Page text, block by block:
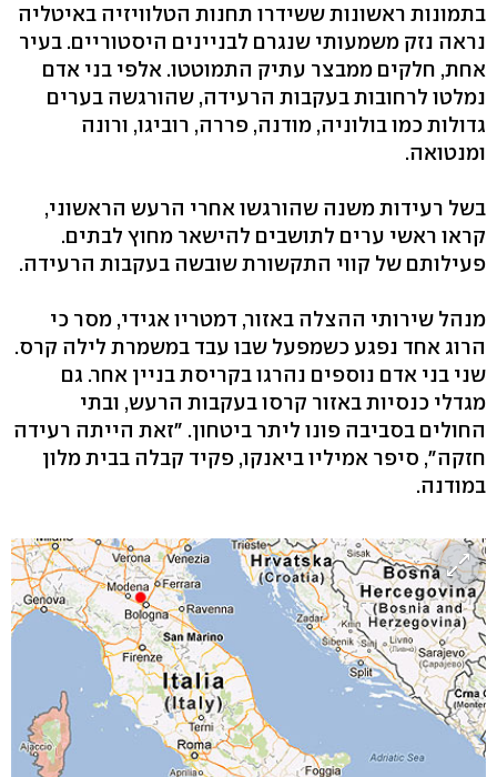
בתמונות ראשונות ששידרו תחנות הטלוויזיה באיטליה
נראה נזק משמעותי שנגרם לבניינים היסטוריים. בעיר
אחת, חלקים ממבצר עתיק התמוטטו. אלפי בני אדם
נמלטו לרחובות בעקבות הרעידה, שהורגשה בערים
גדולות כמו בולוניה, מודנה, פררה, רוביגו, ורונה
ומנטואה.
בשל רעידות משנה שהורגשו אחרי הרעש הראשוני,
קראו ראשי ערים לתושבים להישאר מחוץ לבתים.
פעילותם של קווי התקשורת שובשה בעקבות הרעידה.
מנהל שירותי ההצלה באזור, דמטריו אגידי, מסר כי
הרוג אחד נפגע כשמפעל שבו עבד במשמרת לילה קרס.
שני בני אדם נוספים נהרגו בקריסת בניין אחר. גם
מגדלי כנסיות באזור קרסו בעקבות הרעש, ובתי
החולים בסביבה פונו ליתר ביטחון. "זאת הייתה רעידה
חזקה", סיפר אמיליו ביאנקו, פקיד קבלה בבית מלון
במודנה.